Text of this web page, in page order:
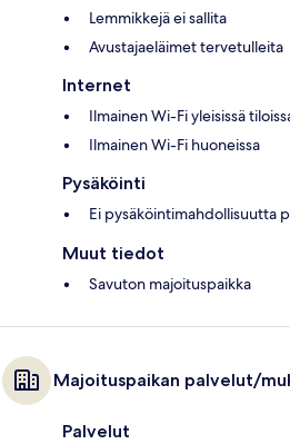
Lemmikkejä ei sallita
Avustajaeläimet tervetulleita
Internet
Ilmainen Wi-Fi yleisissä
Ilmainen Wi-Fi huoneissa
Pysäköinti
Ei pysäköintimahdollisuutta
Muut tiedot
Savuton majoituspaikka
Majoituspaikan palvelut/
Palvelut